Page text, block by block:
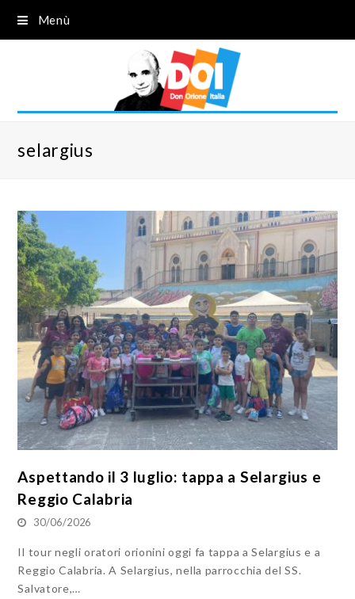
Menù
selargius
Aspettando il 3 luglio: tappa a Selargius e
Reggio Calabria
30/06/2026
Il tour negli oratori orionini oggi fa tappa a Selargius e a
Reggio Calabria. A Selargius, nella parrocchia del SS.
Salvatore,…